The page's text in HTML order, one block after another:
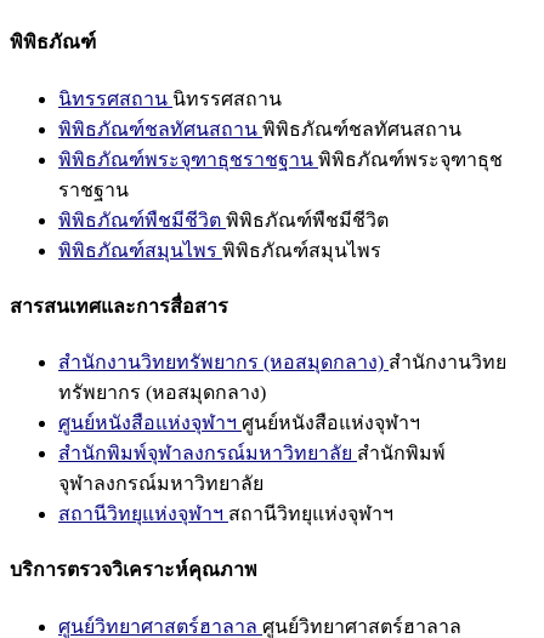
พิพิธภัณฑ์
นิทรรศสถาน นิทรรศสถาน
พิพิธภัณฑ์ชลทัศนสถาน พิพิธภัณฑ์ชลทัศนสถาน
พิพิธภัณฑ์พระจุฑาธุชราชฐาน พิพิธภัณฑ์พระจุฑาธุช
ราชฐาน
พิพิธภัณฑ์พืชมีชีวิต พิพิธภัณฑ์พืชมีชีวิต
พิพิธภัณฑ์สมุนไพร พิพิธภัณฑ์สมุนไพร
สารสนเทศและการสื่อสาร
สำนักงานวิทยทรัพยากร (หอสมุดกลาง) สำนักงานวิทย
ทรัพยากร (หอสมุดกลาง)
ศูนย์หนังสือแห่งจุฬาฯ ศูนย์หนังสือแห่งจุฬาฯ
สำนักพิมพ์จุฬาลงกรณ์มหาวิทยาลัย สำนักพิมพ์
จุฬาลงกรณ์มหาวิทยาลัย
สถานีวิทยุแห่งจุฬาฯ สถานีวิทยุแห่งจุฬาฯ
บริการตรวจวิเคราะห์คุณภาพ
ศูนย์วิทยาศาสตร์ฮาลาล ศูนย์วิทยาศาสตร์ฮาลาล